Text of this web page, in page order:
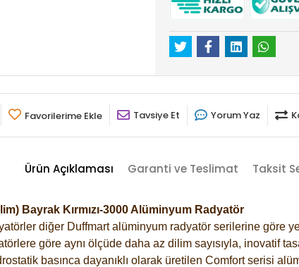
Favorilerime Ekle Tavsiye Et Yorum Yaz
Ürün Açıklaması Garanti ve Teslimat Taksit
Bayrak Kırmızı-3000 Alüminyum Radyatör
diğer Duffmart alüminyum radyatör serilerine göre
göre aynı ölçüde daha az dilim sayısıyla, inovatif
basınca dayanıklı olarak üretilen Comfort serisi